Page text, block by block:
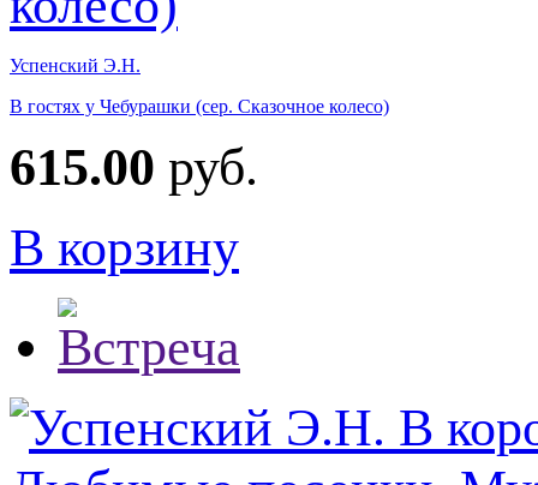
Успенский Э.Н.
В гостях у Чебурашки (сер. Сказочное колесо)
615.00 руб.
В корзину